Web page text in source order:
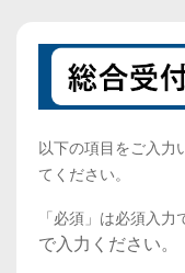
以下の項目をご入力
てください。
「必須」 は必須入力
で入力ください。